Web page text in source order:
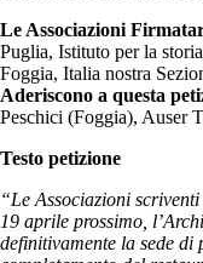
Le Associazioni
Puglia, Istituto per la
Foggia, Italia nostra
Aderiscono a questa
Peschici (Foggia), Auser
Testo petizione
“Le Associazioni
19 aprile prossimo,
definitivamente la sede